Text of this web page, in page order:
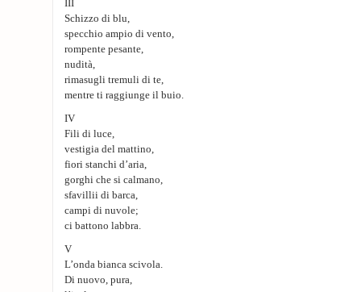
III
Schizzo di blu,
specchio ampio di vento,
rompente pesante,
nudità,
rimasugli tremuli di te,
mentre ti raggiunge il buio.
IV
Fili di luce,
vestigia del mattino,
fiori stanchi d’aria,
gorghi che si calmano,
sfavillii di barca,
campi di nuvole;
ci battono labbra.
V
L’onda bianca scivola.
Di nuovo, pura,